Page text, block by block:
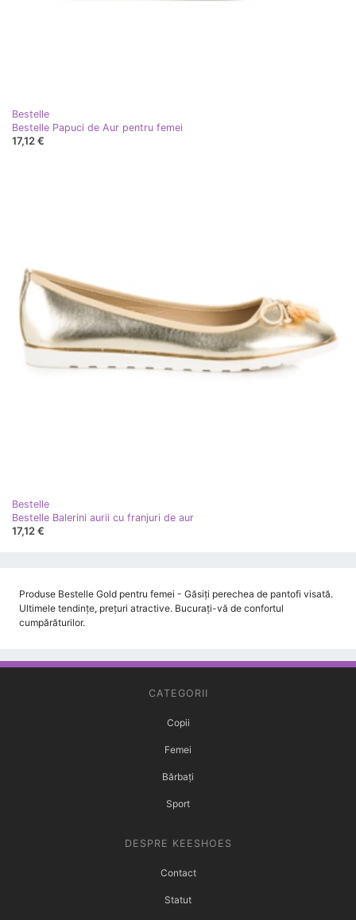
Bestelle
Bestelle Papuci de Aur pentru femei
17,12 €
Bestelle
Bestelle Balerini aurii cu franjuri de aur
17,12 €
Produse Bestelle Gold pentru femei - Găsiți perechea de pantofi visată.
Ultimele tendințe, prețuri atractive. Bucurați-vă de confortul
cumpărăturilor.
CATEGORII
Copii
Femei
Bărbați
Sport
DESPRE KEESHOES
Contact
Statut